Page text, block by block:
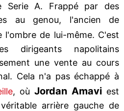
Serie A. Frappé par des
au genou, l'ancien de
l'ombre de lui-même. C'est
dirigeants napolitains
une vente au cours
Cela n'a pas échappé à
, où Jordan Amavi est
arrière gauche de